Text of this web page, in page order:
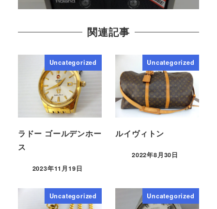
関連記事
Uncategorized
ラドー ゴールデンホー
ス
2023年11月19日
Uncategorized
ルイヴィトン
2022年8月30日
Uncategorized Uncategorized